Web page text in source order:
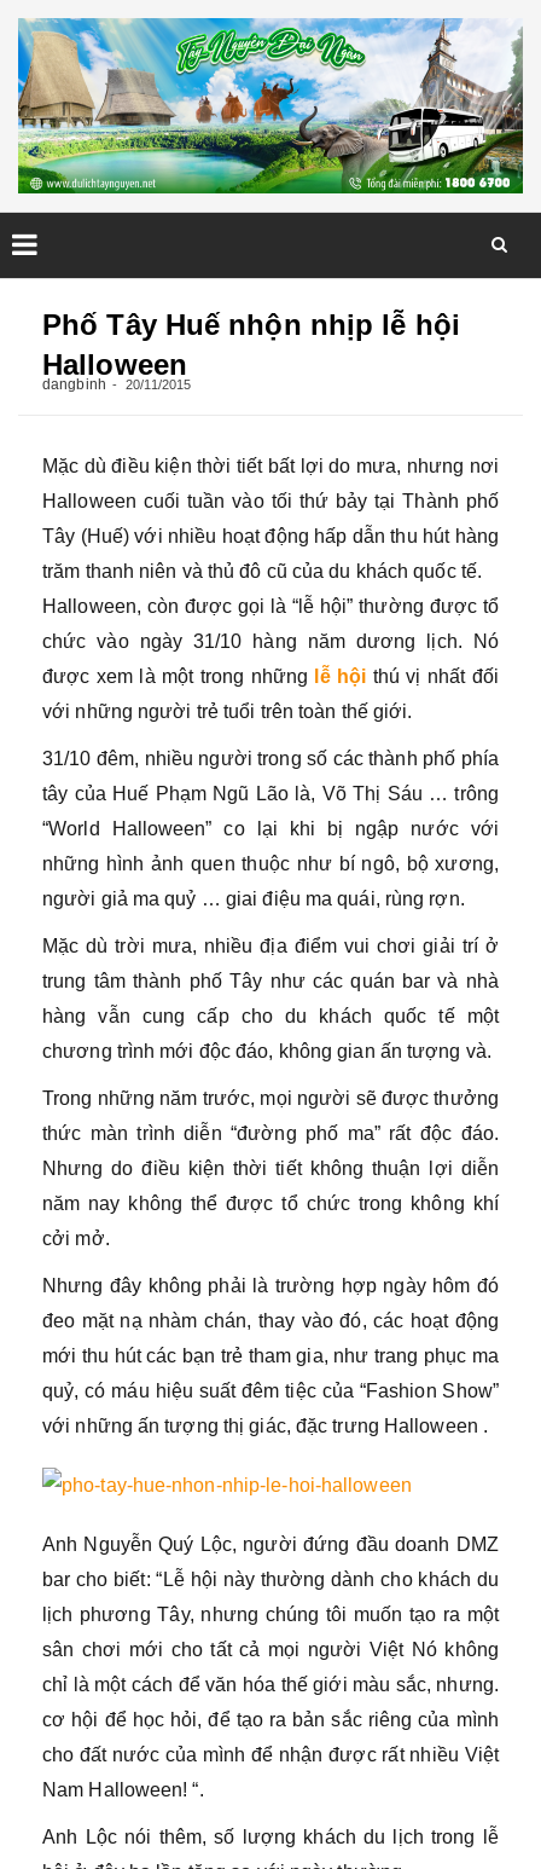
Phố Tây Huế nhộn nhịp lễ hội
Halloween
dangbinh 20/11/2015
Mặc dù điều kiện thời tiết bất lợi do mưa, nhưng nơi
Halloween cuối tuần vào tối thứ bảy tại Thành phố
Tây (Huế) với nhiều hoạt động hấp dẫn thu hút hàng
trăm thanh niên và thủ đô cũ của du khách quốc tế.
Halloween, còn được gọi là “lễ hội” thường được tổ
chức vào ngày 31/10 hàng năm dương lịch. Nó
được xem là một trong những
lễ hội thú vị nhất đối
với những người trẻ tuổi trên toàn thế giới.
31/10 đêm, nhiều người trong số các thành phố phía
tây của Huế Phạm Ngũ Lão là, Võ Thị Sáu … trông
“World Halloween” co lại khi bị ngập nước với
những hình ảnh quen thuộc như bí ngô, bộ xương,
người giả ma quỷ … giai điệu ma quái, rùng rợn.
Mặc dù trời mưa, nhiều địa điểm vui chơi giải trí ở
trung tâm thành phố Tây như các quán bar và nhà
hàng vẫn cung cấp cho du khách quốc tế một
chương trình mới độc đáo, không gian ấn tượng và.
Trong những năm trước, mọi người sẽ được thưởng
thức màn trình diễn “đường phố ma” rất độc đáo.
Nhưng do điều kiện thời tiết không thuận lợi diễn
năm nay không thể được tổ chức trong không khí
cởi mở.
Nhưng đây không phải là trường hợp ngày hôm đó
đeo mặt nạ nhàm chán, thay vào đó, các hoạt động
mới thu hút các bạn trẻ tham gia, như trang phục ma
quỷ, có máu hiệu suất đêm tiệc của “Fashion Show”
với những ấn tượng thị giác, đặc trưng Halloween .
Anh Nguyễn Quý Lộc, người đứng đầu doanh DMZ
bar cho biết: “Lễ hội này thường dành cho khách du
lịch phương Tây, nhưng chúng tôi muốn tạo ra một
sân chơi mới cho tất cả mọi người Việt Nó không
chỉ là một cách để văn hóa thế giới màu sắc, nhưng.
cơ hội để học hỏi, để tạo ra bản sắc riêng của mình
cho đất nước của mình để nhận được rất nhiều Việt
Nam Halloween! “.
Anh Lộc nói thêm, số lượng khách du lịch trong lễ